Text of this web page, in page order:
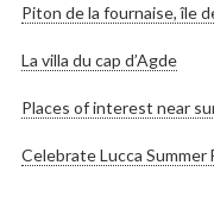
Piton de la fournaise, île
La villa du cap d’Agde
Places of interest near
Celebrate Lucca Summer